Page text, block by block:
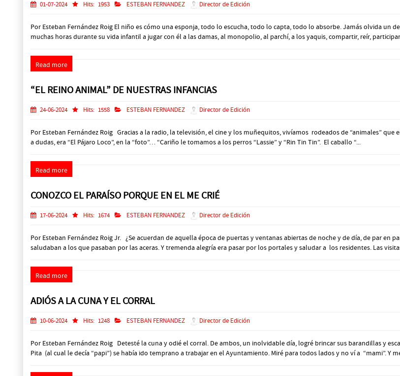
01-07-2024 Hits: 1953 ESTEBAN FERNANDEZ Director de Edición
Por Esteban Fernández Roig El niño es cómo una esponja, todo lo escucha, todo lo capta, todo lo absorbe. Jamás olvida un
muchas horas durante su vida infantil a jugar con él a las damas, al monopolio, al parchí, a los yaquis, compartir, reír,
Read more
“EL REINO ANIMAL” DE NUESTRAS INFANCIAS
24-06-2024 Hits: 1558 ESTEBAN FERNANDEZ Director de Edición
Por Esteban Fernández Roig Gracias a la radio, la televisión, el cine y los muñequitos, vivíamos rodeados de “animales”
a dudas, era “El Pájaro Loco”, en la “foto”… “Cariño le tomamos a los perros “Lassie” y “Rin Tin Tin”. El caballo “...
Read more
CONOZCO EL PARAÍSO PORQUE EN EL ME CRIÉ
17-06-2024 Hits: 1674 ESTEBAN FERNANDEZ Director de Edición
Por Esteban Fernández Roig Jr. ¿Se acuerdan de aquella época de puertas y ventanas abiertas de noche y de día, de par en
saludaban a los que pasaban por las aceras. Y tremenda alegría era pasar por los portales y saludar a los residentes. Las
Read more
ADIÓS A LA CUNA Y EL CORRAL
10-06-2024 Hits: 1248 ESTEBAN FERNANDEZ Director de Edición
Por Esteban Fernández Roig Detesté la cuna y odié el corral. De ambos, un inolvidable día, logré brincar sus barandillas y
Pita (al cual le decía “papi”) se había ido temprano a trabajar en el Ayuntamiento. Miré para todos lados y no ví a “mami”. Y